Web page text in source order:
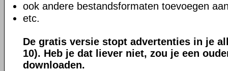
ook andere bestandsformaten toevoegen
etc.
De gratis versie stopt advertenties in je
10). Heb je dat liever niet, zou je een
downloaden.